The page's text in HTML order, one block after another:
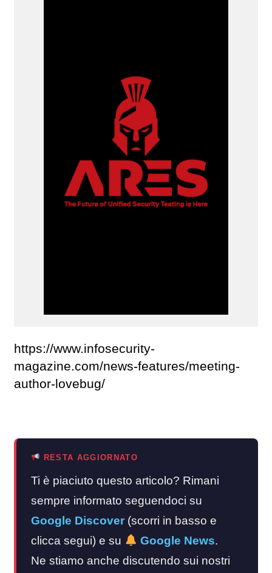
https://www.infosecurity-
magazine.com/news-features/meeting-
author-lovebug/
RESTA AGGIORNATO
Ti è piaciuto questo articolo? Rimani
sempre informato seguendoci su
Google Discover (scorri in basso e
clicca segui) e su
Google News.
Ne stiamo anche discutendo sui nostri